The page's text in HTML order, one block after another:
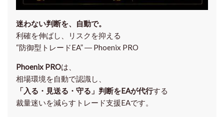
迷わない判断を、自動で。
利確を伸ばし、リスクを抑える
“防御型トレードEA” ― Phoenix PRO
Phoenix PROは、
相場環境を自動で認識し、
「入る・見送る・守る」判断をEAが代行する
裁量迷いを減らすトレード支援EAです。